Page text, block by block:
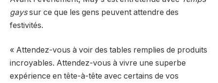
gayssur ce que les gens peuvent attendre des
festivités.
« Attendez-vous à voir des tables remplies de produits
incroyables. Attendez-vous à vivre une superbe
expérience en tête-à-tête avec certains de vos